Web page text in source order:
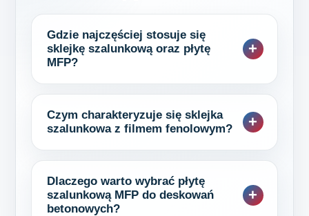
Gdzie najczęściej stosuje się
sklejkę szalunkową oraz płytę
MFP?
Czym charakteryzuje się sklejka
szalunkowa z filmem fenolowym?
Dlaczego warto wybrać płytę
szalunkową MFP do deskowań
betonowych?